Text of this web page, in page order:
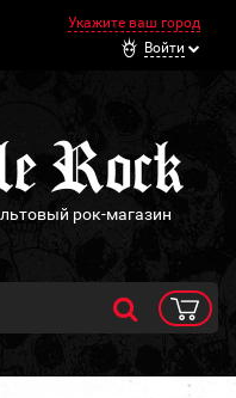
Укажите ваш город
Войти
рок-магазин